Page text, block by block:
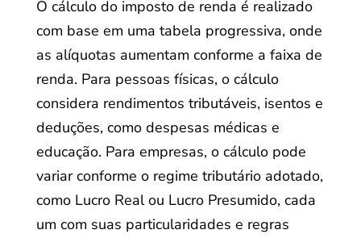
O cálculo do imposto de renda é realizado
com base em uma tabela progressiva, onde
as alíquotas aumentam conforme a faixa de
renda. Para pessoas físicas, o cálculo
considera rendimentos tributáveis, isentos e
deduções, como despesas médicas e
educação. Para empresas, o cálculo pode
variar conforme o regime tributário adotado,
como Lucro Real ou Lucro Presumido, cada
um com suas particularidades e regras